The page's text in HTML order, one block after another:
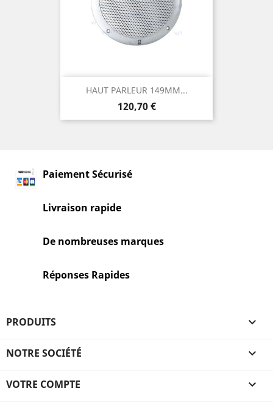
HAUT PARLEUR 149MM...
Prix
120,70 €
Paiement Sécurisé
Livraison rapide
De nombreuses marques
Réponses Rapides
PRODUITS 
NOTRE SOCIÉTÉ 
VOTRE COMPTE 